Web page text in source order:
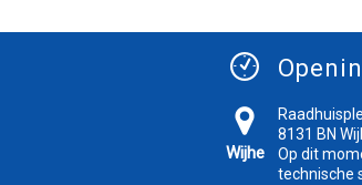
Wijhe
8131 BN
Op dit
technische